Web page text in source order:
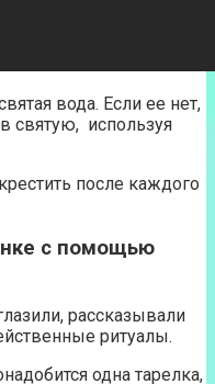
вода. Если ее нет,
святую, используя
после каждого
с помощью
рассказывали
ритуалы.
одна тарелка,